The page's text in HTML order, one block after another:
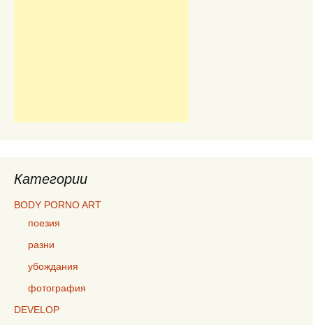
Категории
BODY PORNO ART
поезия
разни
убождания
фотография
DEVELOP